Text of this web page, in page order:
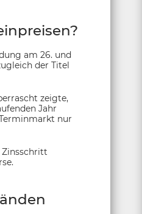
am 26. und
der Titel
zeigte,
Jahr
nur
Zinsschritt